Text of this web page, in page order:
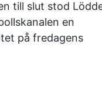
till slut stod
en
på fredagens